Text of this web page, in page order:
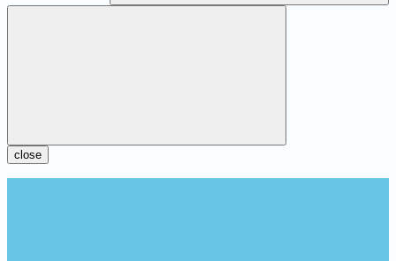
close